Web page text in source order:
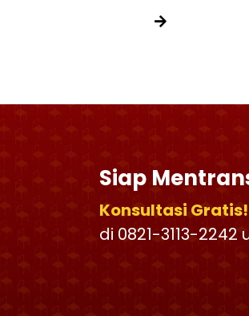
Siap
Konsultasi Gratis!
di 0821-3113-